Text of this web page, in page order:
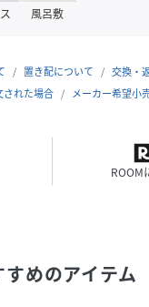
コンなどの閲覧環境に
で撮影した画像をご参
スまで幅広い着回し力
製
風呂敷
置き配について
交換・
された場合
メーカー希望小
ROOM
すめのアイテム